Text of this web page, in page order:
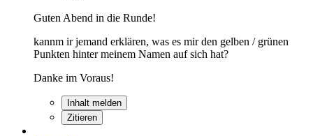
Guten Abend in die Runde!
kannm ir jemand erklären, was es mir den gelben / grünen
Punkten hinter meinem Namen auf sich hat?
Danke im Voraus!
Inhalt melden
Zitieren